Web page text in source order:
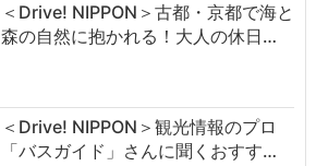
＜Drive! NIPPON＞古都・京都で海と
森の自然に抱かれる！大人の休日…
＜Drive! NIPPON＞観光情報のプロ
「バスガイド」さんに聞くおすす…